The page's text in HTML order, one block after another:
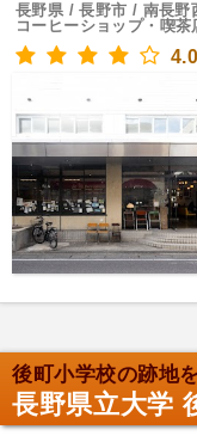
長野県 / 長野市 / 南長野
コーヒーショップ・喫
4.0
後町小学校の跡地
長野県立大学